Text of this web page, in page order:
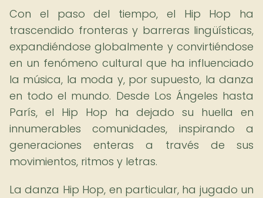
Con el paso del tiempo, el Hip Hop ha
trascendido fronteras y barreras lingüísticas,
expandiéndose globalmente y convirtiéndose
en un fenómeno cultural que ha influenciado
la música, la moda y, por supuesto, la danza
en todo el mundo. Desde Los Ángeles hasta
París, el Hip Hop ha dejado su huella en
innumerables comunidades, inspirando a
generaciones enteras a través de sus
movimientos, ritmos y letras.
La danza Hip Hop, en particular, ha jugado un